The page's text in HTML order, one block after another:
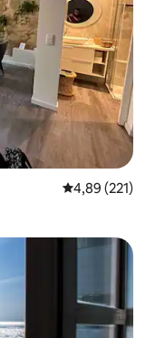
Vidutinis
4,89 (221)